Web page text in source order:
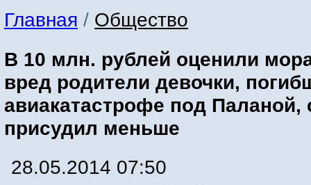
Главная / Общество
В 10 млн. рублей оценили
вред родители девочки,
авиакатастрофе под Паланой,
присудил меньше
28.05.2014 07:50